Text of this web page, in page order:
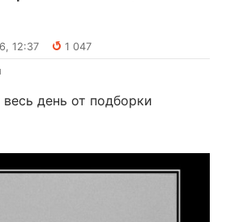
12:37
1 047
день от подборки